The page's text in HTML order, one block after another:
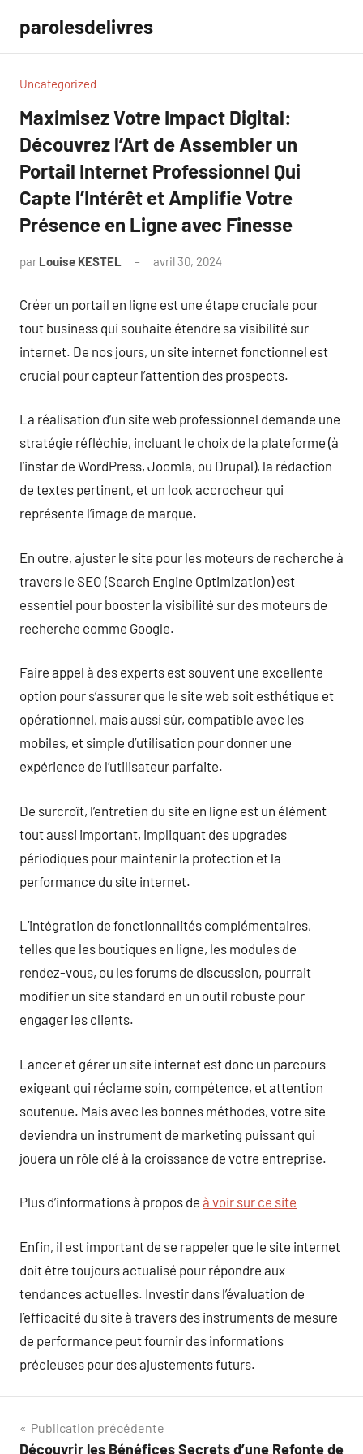
contenu
parolesdelivres
Uncategorized
Maximisez Votre Impact Digital:
Découvrez l’Art de Assembler un
Portail Internet Professionnel Qui
Capte l’Intérêt et Amplifie Votre
Présence en Ligne avec Finesse
par Louise KESTEL avril 30, 2024
Créer un portail en ligne est une étape cruciale pour
tout business qui souhaite étendre sa visibilité sur
internet. De nos jours, un site internet fonctionnel est
crucial pour capteur l’attention des prospects.
La réalisation d’un site web professionnel demande une
stratégie réfléchie, incluant le choix de la plateforme (à
l’instar de WordPress, Joomla, ou Drupal), la rédaction
de textes pertinent, et un look accrocheur qui
représente l’image de marque.
En outre, ajuster le site pour les moteurs de recherche à
travers le SEO (Search Engine Optimization) est
essentiel pour booster la visibilité sur des moteurs de
recherche comme Google.
Faire appel à des experts est souvent une excellente
option pour s’assurer que le site web soit esthétique et
opérationnel, mais aussi sûr, compatible avec les
mobiles, et simple d’utilisation pour donner une
expérience de l’utilisateur parfaite.
De surcroît, l’entretien du site en ligne est un élément
tout aussi important, impliquant des upgrades
périodiques pour maintenir la protection et la
performance du site internet.
L’intégration de fonctionnalités complémentaires,
telles que les boutiques en ligne, les modules de
rendez-vous, ou les forums de discussion, pourrait
modifier un site standard en un outil robuste pour
engager les clients.
Lancer et gérer un site internet est donc un parcours
exigeant qui réclame soin, compétence, et attention
soutenue. Mais avec les bonnes méthodes, votre site
deviendra un instrument de marketing puissant qui
jouera un rôle clé à la croissance de votre entreprise.
Plus d’informations à propos de à voir sur ce site
Enfin, il est important de se rappeler que le site internet
doit être toujours actualisé pour répondre aux
tendances actuelles. Investir dans l’évaluation de
l’efficacité du site à travers des instruments de mesure
de performance peut fournir des informations
précieuses pour des ajustements futurs.
Navigation
Publication précédente
Découvrir les Bénéfices Secrets d’une Refonte de